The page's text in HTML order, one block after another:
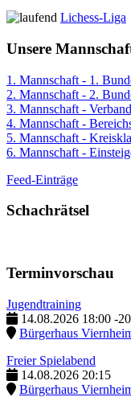
Lichess-Liga
Unsere
1. Mannschaft - 1.
2. Mannschaft - 2.
3. Mannschaft -
4. Mannschaft -
5. Mannschaft -
6. Mannschaft -
Feed-Einträge
Schachrätsel
Terminvorschau
Jugendtraining
14.08.2026 18:00 -
Bürgerhaus
Freier Spielabend
14.08.2026 20:15
Bürgerhaus